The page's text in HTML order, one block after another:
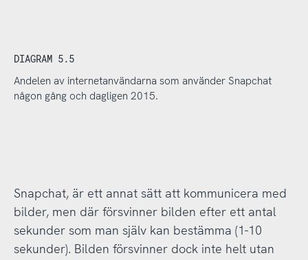
DIAGRAM 5.5
Andelen av internetanvändarna som använder Snapchat
någon gång och dagligen 2015.
Snapchat, är ett annat sätt att kommunicera med
bilder, men där försvinner bilden efter ett antal
sekunder som man själv kan bestämma (1-10
sekunder). Bilden försvinner dock inte helt utan